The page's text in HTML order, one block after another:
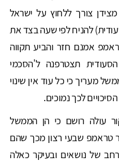
צורך ללחוץ על ישראל
להניח לפי שעה בצד את
אמנם חזר והביע תקווה
תצטרפנה ל'הסכמי
מעריך כי כל עוד אין שינוי
לכך נמוכים.
עולה רושם כי הן הממשל
טראמפ שבעי רצון מכך שהם
של נושאים ובעיקר כאלה